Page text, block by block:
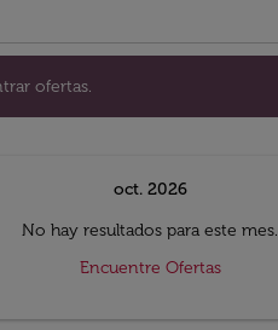
ofertas.
oct. 2026
No hay resultados para este mes.
Encuentre Ofertas